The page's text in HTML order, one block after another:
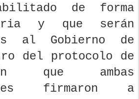
de forma
y que serán
al Gobierno de
del protocolo de
que ambas
firmaron a